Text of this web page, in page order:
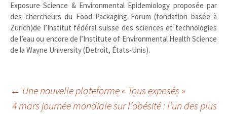
Exposure Science & Environmental Epidemiology proposée par
des chercheurs du Food Packaging Forum (fondation basée à
Zurich)de l’Institut fédéral suisse des sciences et technologies
de l’eau ou encore de l’Institute of Environmental Health Science
de la Wayne University (Detroit, États-Unis).
Navigation
← Une nouvelle plateforme « Tous exposés »
4 mars journée mondiale sur l’obésité : l’un des plus